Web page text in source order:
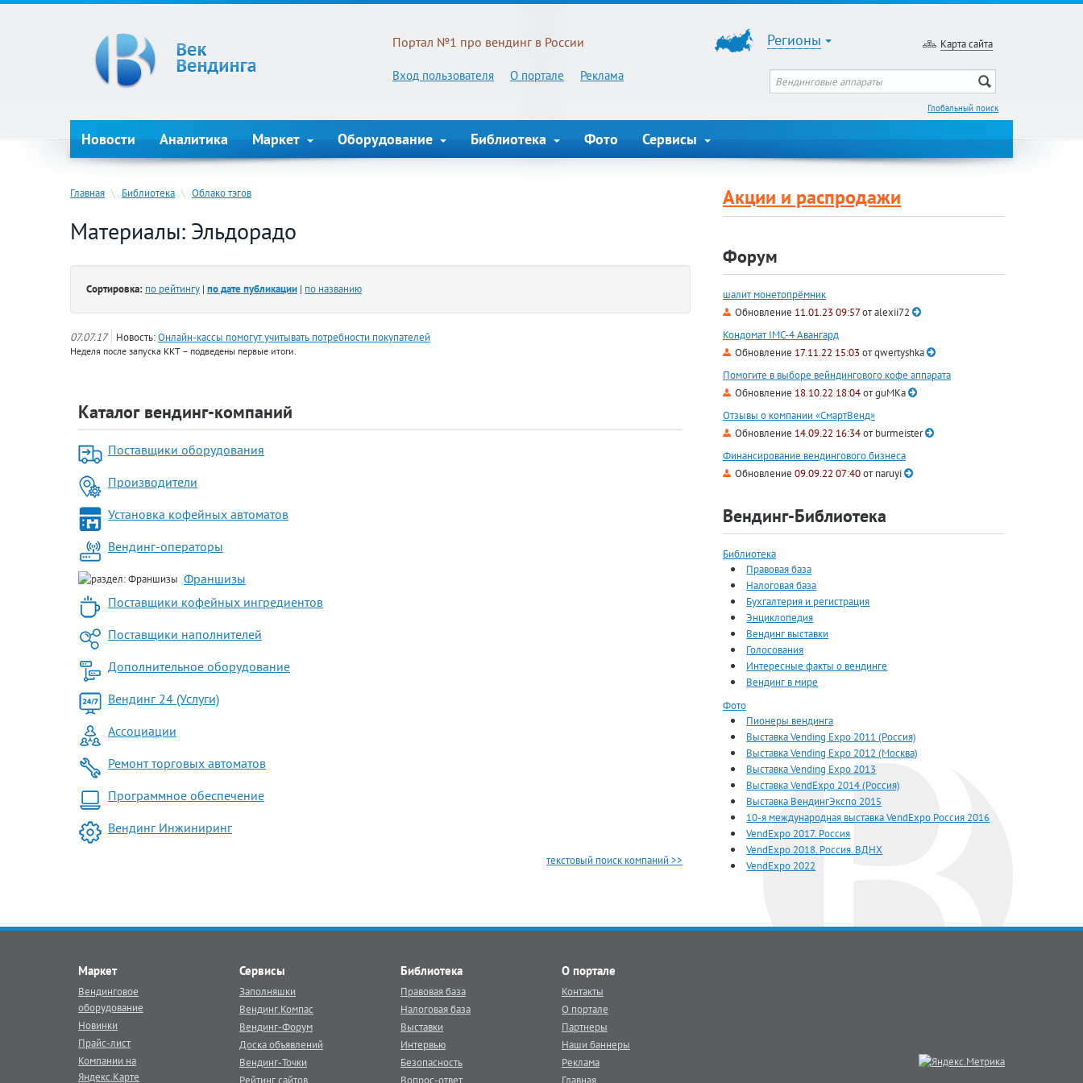
Портал №1 про вендинг в России
Вход пользователя О портале Реклама
Регионы Карта сайта
Глобальный поиск
Новости Аналитика Маркет Оборудование Библиотека Фото Сервисы
Главная \ Библиотека \ Облако тэгов
Материалы: Эльдорадо
Сортировка: по рейтингу | по дате публикации | по названию
07.07.17 Новость:Онлайн-кассы помогут учитывать потребности покупателей
Неделя после запуска ККТ – подведены первые итоги.
Каталог вендинг-компаний
Поставщики оборудования
Производители
Установка кофейных автоматов
Вендинг-операторы
Франшизы
Поставщики кофейных ингредиентов
Поставщики наполнителей
Дополнительное оборудование
Вендинг 24 (Услуги)
Ассоциации
Ремонт торговых автоматов
Программное обеспечение
Вендинг Инжиниринг
текстовый поиск компаний >>
Акции и распродажи
Форум
шалит монетопрёмник
Обновление 11.01.23 09:57отalexii72
Кондомат IMC-4 Авангард
Обновление 17.11.22 15:03 отqwertyshka
Помогите в выборе вейндингового кофе аппарата
Обновление 18.10.22 18:04отguMKa
Отзывы о компании «СмартВенд»
Обновление 14.09.22 16:34отburmeister
Финансирование вендингового бизнеса
Обновление 09.09.22 07:40отnaruyi
Вендинг-Библиотека
Библиотека
Правовая база
Налоговая база
Бухгалтерия и регистрация
Энциклопедия
Вендинг выставки
Голосования
Интересные факты о вендинге
Вендинг в мире
Фото
Пионеры вендинга
Выставка Vending Expo 2011 (Россия)
Выставка Vending Expo 2012 (Москва)
Выставка Vending Expo 2013
Выставка VendExpo 2014 (Россия)
Выставка ВендингЭкспо 2015
10-я международная выставка VendExpo Россия 2016
VendExpo 2017. Россия
VendExpo 2018. Россия. ВДНХ
VendExpo 2022
Маркет
Вендинговое
оборудование
Новинки
Прайс-лист
Компании на
Яндекс.Карте
Сервисы
Заполняшки
Вендинг.Компас
Вендинг-Форум
Доска объявлений
Вендинг-Точки
Рейтинг сайтов
Библиотека
Правовая база
Налоговая база
Выставки
Интервью
Безопасность
Вопрос-ответ
О портале
Контакты
О портале
Партнеры
Наши баннеры
Реклама
Главная